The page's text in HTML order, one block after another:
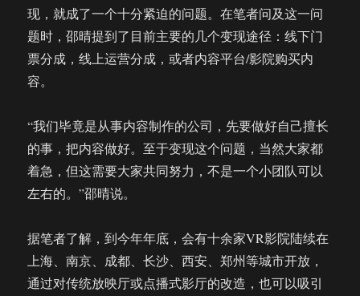
现，就成了一个十分紧迫的问题。在笔者问及这一问
题时，邵晴提到了目前主要的几个变现途径：线下门
票分成，线上运营分成，或者内容平台/影院购买内
容。
“我们毕竟是从事内容制作的公司，先要做好自己擅长
的事，把内容做好。至于变现这个问题，当然大家都
着急，但这需要大家共同努力，不是一个小团队可以
左右的。”邵晴说。
据笔者了解，到今年年底，会有十余家VR影院陆续在
上海、南京、成都、长沙、西安、郑州等城市开放，
通过对传统放映厅或点播式影厅的改造，也可以吸引